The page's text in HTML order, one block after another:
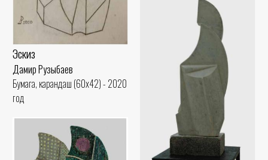
Эскиз
Дамир Рузыбаев
Бумага, карандаш (60x42) - 2020
год